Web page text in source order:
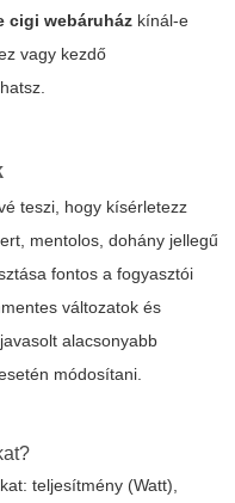
cigi webáruház kínál-e
vagy kezdő
teszi, hogy kísérletezz
mentolos, dohány jellegű
fontos a fogyasztói
változatok és
alacsonyabb
módosítani.
teljesítmény (Watt),